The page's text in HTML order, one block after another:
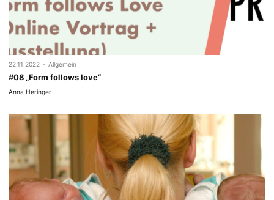
22.11.2022 - Allgemein
#08 „Form follows love“
Anna Heringer